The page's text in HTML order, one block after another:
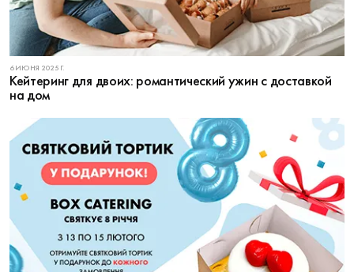
6 ИЮНЯ 2025 Г.
Кейтеринг для двоих: романтический ужин с доставкой
на дом